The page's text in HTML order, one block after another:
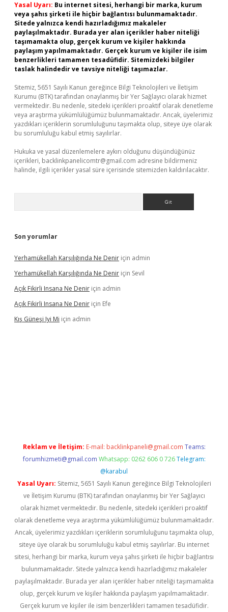
Yasal Uyarı: Bu internet sitesi, herhangi bir marka, kurum
veya şahıs şirketi ile hiçbir bağlantısı bulunmamaktadır.
Sitede yalnızca kendi hazırladığımız makaleler
paylaşılmaktadır. Burada yer alan içerikler haber niteliği
taşımamakta olup, gerçek kurum ve kişiler hakkında
paylaşım yapılmamaktadır. Gerçek kurum ve kişiler ile isim
benzerlikleri tamamen tesadüfidir. Sitemizdeki bilgiler
taslak halindedir ve tavsiye niteliği taşımazlar.
Sitemiz, 5651 Sayılı Kanun gereğince Bilgi Teknolojileri ve İletişim
Kurumu (BTK) tarafından onaylanmış bir Yer Sağlayıcı olarak hizmet
vermektedir. Bu nedenle, sitedeki içerikleri proaktif olarak denetleme
veya araştırma yükümlülüğümüz bulunmamaktadır. Ancak, üyelerimiz
yazdıkları içeriklerin sorumluluğunu taşımakta olup, siteye üye olarak
bu sorumluluğu kabul etmiş sayılırlar.
Hukuka ve yasal düzenlemelere aykırı olduğunu düşündüğünüz
içerikleri, backlinkpanelicomtr@gmail.com adresine bildirmeniz
halinde, ilgili içerikler yasal süre içerisinde sitemizden kaldırılacaktır.
Son yorumlar
Yerhamükellah Karşılığında Ne Denir için admin
Yerhamükellah Karşılığında Ne Denir için Sevil
Açık Fikirli Insana Ne Denir için admin
Açık Fikirli Insana Ne Denir için Efe
Kış Güneşi Iyi Mi için admin
Reklam ve İletişim: E-mail: backlinkpaneli@gmail.com Teams:
forumhizmeti@gmail.com Whatsapp: 0262 606 0 726 Telegram:
@karabul
Yasal Uyarı: Sitemiz, 5651 Sayılı Kanun gereğince Bilgi Teknolojileri
ve İletişim Kurumu (BTK) tarafından onaylanmış bir Yer Sağlayıcı
olarak hizmet vermektedir. Bu nedenle, sitedeki içerikleri proaktif
olarak denetleme veya araştırma yükümlülüğümüz bulunmamaktadır.
Ancak, üyelerimiz yazdıkları içeriklerin sorumluluğunu taşımakta olup,
siteye üye olarak bu sorumluluğu kabul etmiş sayılırlar. Bu internet
sitesi, herhangi bir marka, kurum veya şahıs şirketi ile hiçbir bağlantısı
bulunmamaktadır. Sitede yalnızca kendi hazırladığımız makaleler
paylaşılmaktadır. Burada yer alan içerikler haber niteliği taşımamakta
olup, gerçek kurum ve kişiler hakkında paylaşım yapılmamaktadır.
Gerçek kurum ve kişiler ile isim benzerlikleri tamamen tesadüfidir.